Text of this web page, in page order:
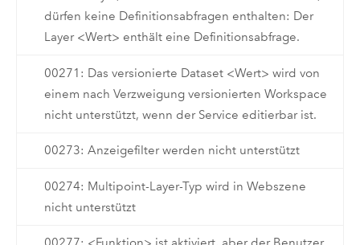
dürfen keine Definitionsabfragen enthalten: Der
Layer <Wert> enthält eine Definitionsabfrage.
00271: Das versionierte Dataset <Wert> wird von
einem nach Verzweigung versionierten Workspace
nicht unterstützt, wenn der Service editierbar ist.
00273: Anzeigefilter werden nicht unterstützt
00274: Multipoint-Layer-Typ wird in Webszene
nicht unterstützt